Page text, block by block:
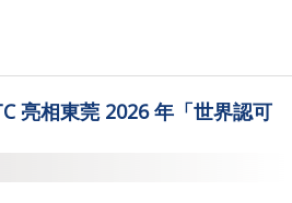
亮相東莞 2026 年「世界認可